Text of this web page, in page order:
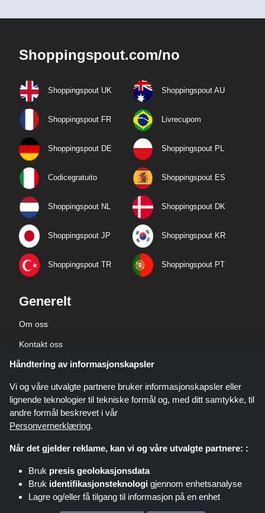
Shoppingspout.com/no
Shoppingspout UK Shoppingspout AU
Shoppingspout FR Livrecupom
Shoppingspout DE Shoppingspout PL
Codicegratuito Shoppingspout ES
Shoppingspout NL Shoppingspout DK
Shoppingspout JP Shoppingspout KR
Shoppingspout TR Shoppingspout PT
Generelt
Om oss
Kontakt oss
Bedriftsinformasjon
personvernerklæring
Shoppingspout.com/no er et nettsted som presenterer tilbud, rabatter og
kuponger. Disse tilbudene eller avtalene gjøres tilgjengelige gjennom ulike
tilknyttede nettverk. Shoppingspout.com/no eller deres ansatte er ikke
involvert når du kjøper via disse lenkene. Shoppingspout.com/no tjener kun
Håndtering av informasjonskapsler
Vi og våre utvalgte partnere bruker informasjonskapsler eller
lignende teknologier til tekniske formål og, med ditt samtykke, til
andre formål beskrevet i vår
Personvernerklæring.
Når det gjelder reklame, kan vi og våre utvalgte partnere: :
Bruk presis geolokasjonsdata
Bruk identifikasjonsteknologi gjennom enhetsanalyse
Lagre og/eller få tilgang til informasjon på en enhet